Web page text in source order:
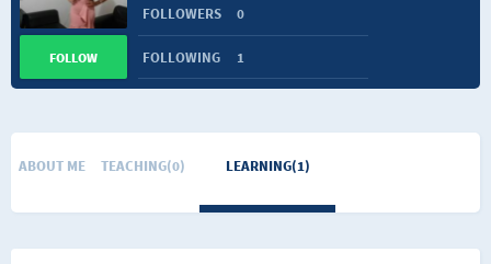
FOLLOWERS 0
FOLLOWING 1
FOLLOW
ABOUT ME TEACHING(0) LEARNING(1)